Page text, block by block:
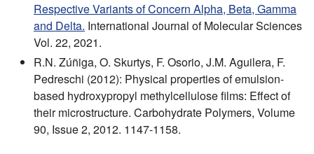
Respective Variants of Concern Alpha, Beta, Gamma
and Delta. International Journal of Molecular Sciences
Vol. 22, 2021.
R.N. Zúñiga, O. Skurtys, F. Osorio, J.M. Aguilera, F.
Pedreschi (2012): Physical properties of emulsion-
based hydroxypropyl methylcellulose films: Effect of
their microstructure. Carbohydrate Polymers, Volume
90, Issue 2, 2012. 1147-1158.